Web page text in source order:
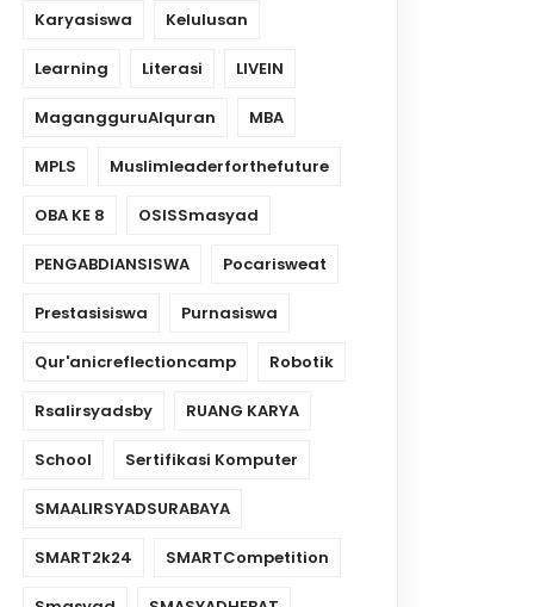
Karyasiswa Kelulusan
Learning Literasi LIVEIN
MagangguruAlquran MBA
MPLS Muslimleaderforthefuture
OBA KE 8 OSISSmasyad
PENGABDIANSISWA Pocarisweat
Prestasisiswa Purnasiswa
Qur'anicreflectioncamp Robotik
Rsalirsyadsby RUANG KARYA
School Sertifikasi Komputer
SMAALIRSYADSURABAYA
SMART2k24 SMARTCompetition